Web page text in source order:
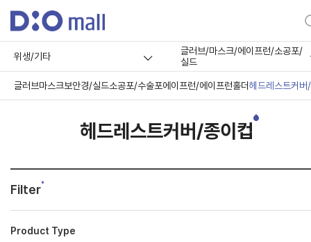
위생/기타
글러브/마스크/에이프런/소공포/
실드
글러브마스크보안경/실드소공포/수술포에이프런/에이프런홀더헤드레스트커버
헤드레스트커버/종이컵
Filter
Product Type